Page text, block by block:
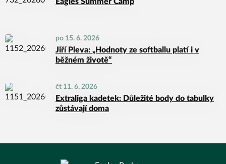
po 15. 6. 2026
Jiří Pleva: „Hodnoty ze softballu platí i v
běžném životě“
čt 11. 6. 2026
Extraliga kadetek: Důležité body do tabulky
zůstávají doma